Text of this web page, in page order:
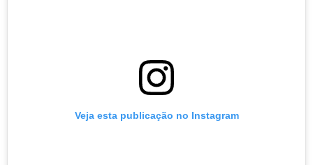
Veja esta publicação no Instagram